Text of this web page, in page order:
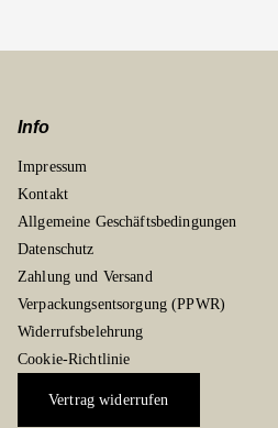
Info
Impressum
Kontakt
Allgemeine Geschäftsbedingungen
Datenschutz
Zahlung und Versand
Verpackungsentsorgung (PPWR)
Widerrufsbelehrung
Cookie-Richtlinie
Vertrag widerrufen